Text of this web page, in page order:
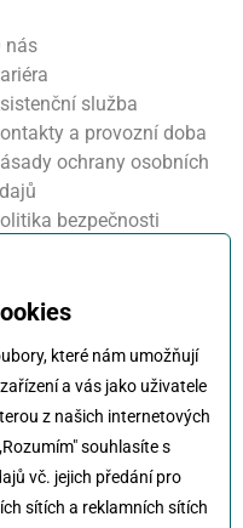
které nám umožňují
a vás jako uživatele
z našich internetových
souhlasíte s
vč. jejich předání pro
sítích a reklamních sítích
nás
služba
a provozní doba
ochrany osobních
bezpečnosti
systém
Klokočka - ukončení